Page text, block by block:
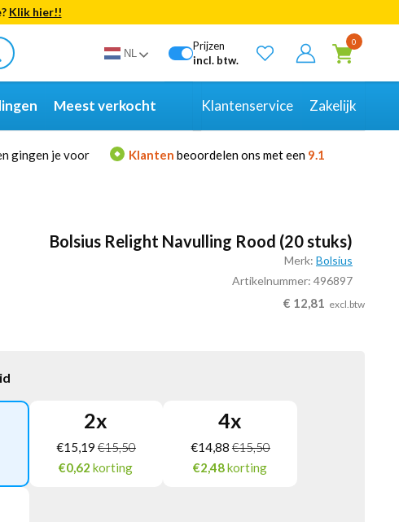
Klik hier!!
NL
Prijzen
incl. btw.
0
Meest verkocht Klantenservice Zakelijk
gingen je voor Klanten beoordelen ons met een 9.1
Bolsius Relight Navulling Rood (20 stuks)
Merk: Bolsius
Artikelnummer: 496897
€ 12,81 excl.btw
2x
€15,19 €15,50
€0,62 korting
4x
€14,88 €15,50
€2,48korting